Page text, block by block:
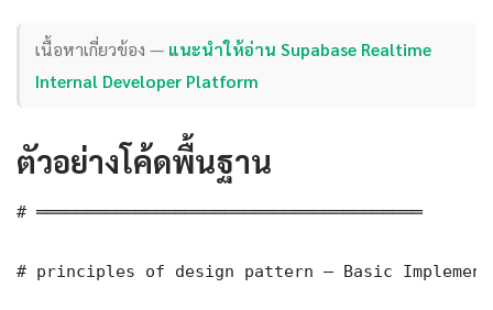
เนื้อหาเกี่ยวข้อง — แนะนำให้อ่าน Supabase Realtime
Internal Developer Platform
ตัวอย่างโค้ดพื้นฐาน
# ═══════════════════════════════════════
# principles of design pattern — Basic